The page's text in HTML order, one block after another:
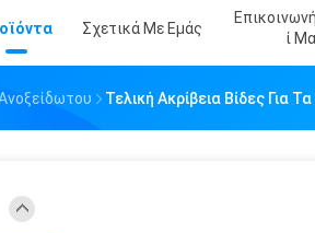
Σχετικά Με Εμάς
Ί
Τελική Ακρίβεια Βίδες Για